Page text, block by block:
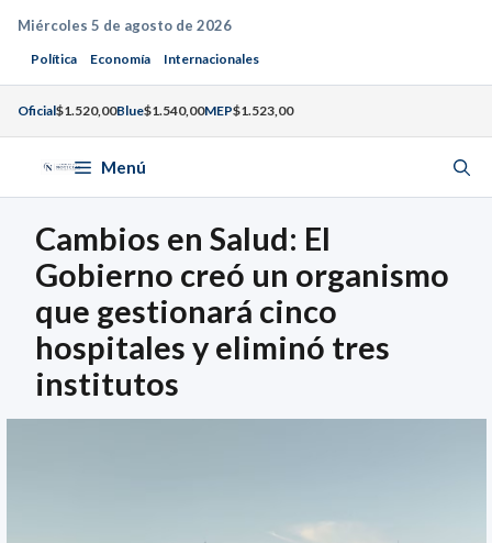
Saltar
contenido
Miércoles 5 de agosto de 2026
Política Economía Internacionales
Oficial$1.520,00Blue$1.540,00MEP$1.523,00
Menú
Cambios en Salud: El
Gobierno creó un organismo
que gestionará cinco
hospitales y eliminó tres
institutos